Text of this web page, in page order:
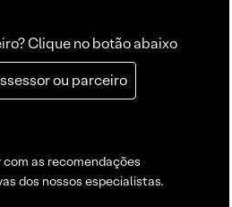
Clique no botão abaixo
ou parceiro
as recomendações
dos nossos especialistas.